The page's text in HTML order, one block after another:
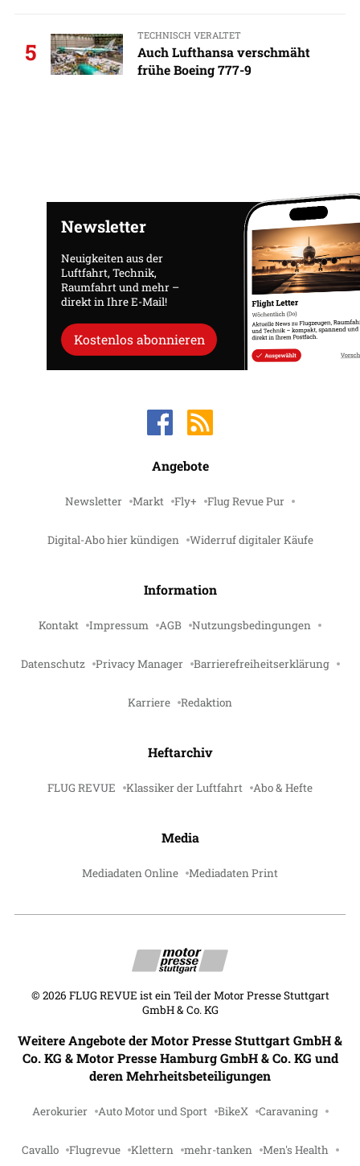
5
TECHNISCH VERALTET
Auch Lufthansa verschmäht
frühe Boeing 777-9
Newsletter
Neuigkeiten aus der
Luftfahrt, Technik,
Raumfahrt und mehr –
direkt in Ihre E-Mail!
Kostenlos abonnieren
Angebote
Newsletter Markt Fly+ Flug Revue Pur
Digital-Abo hier kündigen Widerruf digitaler Käufe
Information
Kontakt Impressum AGB Nutzungsbedingungen
Datenschutz Privacy Manager Barrierefreiheitserklärung
Karriere Redaktion
Heftarchiv
FLUG REVUE Klassiker der Luftfahrt Abo & Hefte
Media
Mediadaten Online Mediadaten Print
© 2026 FLUG REVUE ist ein Teil der Motor Presse Stuttgart
GmbH & Co. KG
Weitere Angebote der Motor Presse Stuttgart GmbH &
Co. KG & Motor Presse Hamburg GmbH & Co. KG und
deren Mehrheitsbeteiligungen
Aerokurier Auto Motor und Sport BikeX Caravaning
Cavallo Flugrevue Klettern mehr-tanken Men's Health